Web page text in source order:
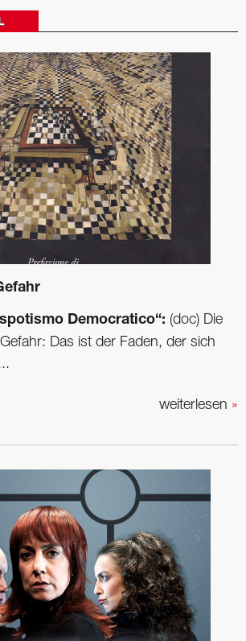
Democratico“: (doc) Die
Das ist der Faden, der sich
weiterlesen »